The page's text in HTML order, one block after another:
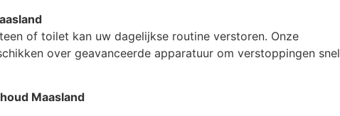
of toilet kan uw dagelijkse routine verstoren. Onze
over geavanceerde apparatuur om verstoppingen snel
Maasland